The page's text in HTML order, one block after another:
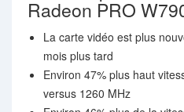
Radeon PRO
La carte vidéo est plus
mois plus tard
Environ 47% plus haut
versus 1260 MHz